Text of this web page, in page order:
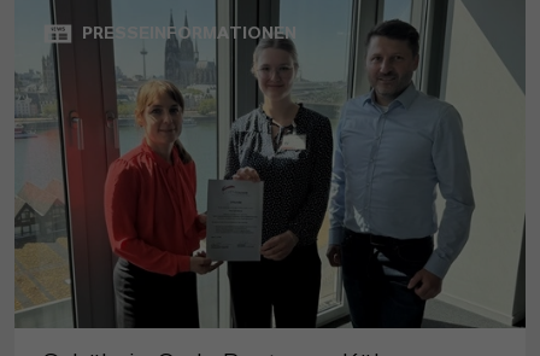
PRESSEINFORMATIONEN